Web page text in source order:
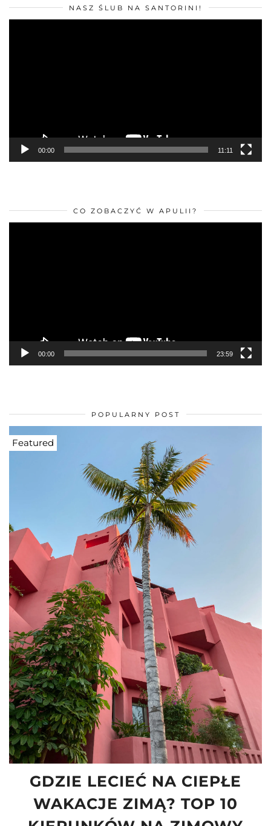
MINI-PRZEWODNIKI NA TELEFON WRAZ Z MAPĄ
CO ZOBACZYĆ NA TENERYFIE?
Odtwarzacz
video
00:00 22:05
SUBSKRYBUJ KANAŁ NA YOUTUBE
Odtwarzacz
video